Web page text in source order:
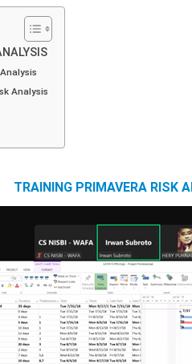
Analysis
TRAINING PRIMAVERA RISK